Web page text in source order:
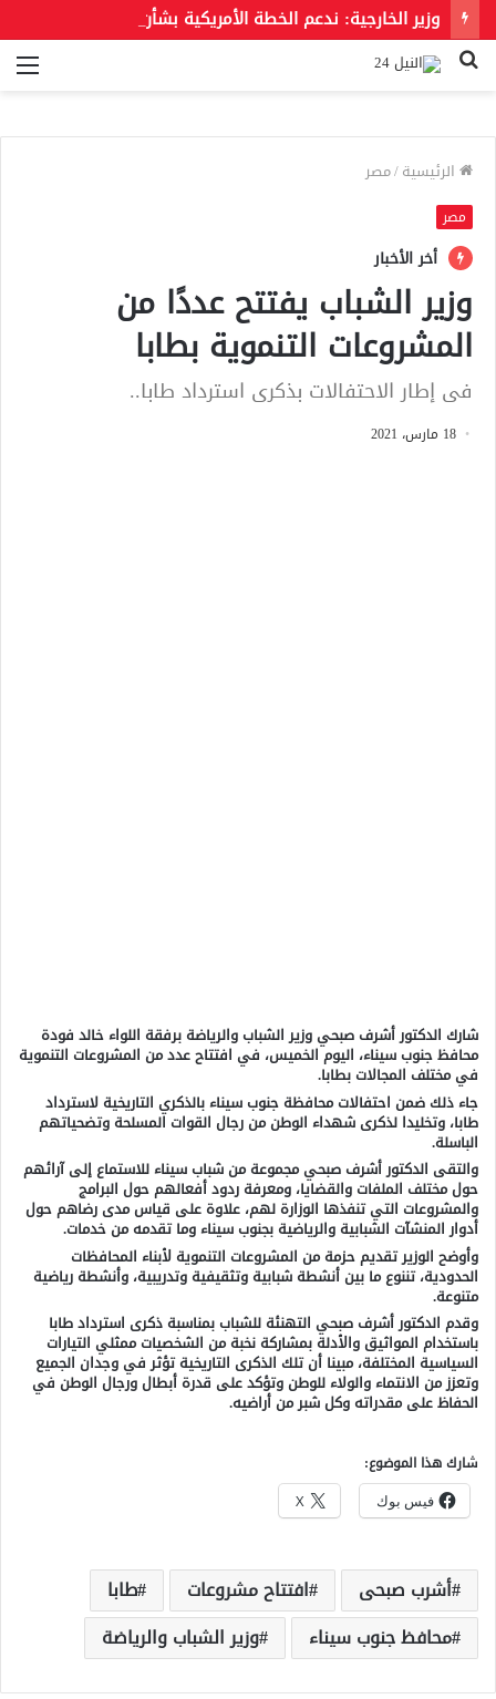
بحث
الرئيسية/مصر
مصر
أخر الأخبار
وزير الشباب يفتتح عددًا من
المشروعات التنموية بطابا
فى إطار الاحتفالات بذكرى استرداد طابا..
18 مارس، 2021
شارك الدكتور أشرف صبحي وزير الشباب والرياضة برفقة اللواء خالد فودة
محافظ جنوب سيناء، اليوم الخميس، في افتتاح عدد من المشروعات التنموية
في مختلف المجالات بطابا.
جاء ذلك ضمن احتفالات محافظة جنوب سيناء بالذكري التاريخية لاسترداد
طابا، وتخليدا لذكرى شهداء الوطن من رجال القوات المسلحة وتضحياتهم
الباسلة.
والتقى الدكتور أشرف صبحي مجموعة من شباب سيناء للاستماع إلى آرائهم
حول مختلف الملفات والقضايا، ومعرفة ردود أفعالهم حول البرامج
والمشروعات التي تنفذها الوزارة لهم، علاوة على قياس مدى رضاهم حول
أدوار المنشآت الشبابية والرياضية بجنوب سيناء وما تقدمه من خدمات.
وأوضح الوزير تقديم حزمة من المشروعات التنموية لأبناء المحافظات
الحدودية، تننوع ما بين أنشطة شبابية وتثقيفية وتدريبية، وأنشطة رياضية
متنوعة.
وقدم الدكتور أشرف صبحي التهنئة للشباب بمناسبة ذكرى استرداد طابا
باستخدام المواثيق والأدلة بمشاركة نخبة من الشخصيات ممثلي التيارات
السياسية المختلفة، مبينا أن تلك الذكرى التاريخية تؤثر في وجدان الجميع
وتعزز من الانتماء والولاء للوطن وتؤكد على قدرة أبطال ورجال الوطن في
الحفاظ على مقدراته وكل شبر من أراضيه.
شارك هذا الموضوع:
فيس بوك X
أشرب صبحى افتتاح مشروعات
طابا
محافظ جنوب سيناء
وزير الشباب والرياضة